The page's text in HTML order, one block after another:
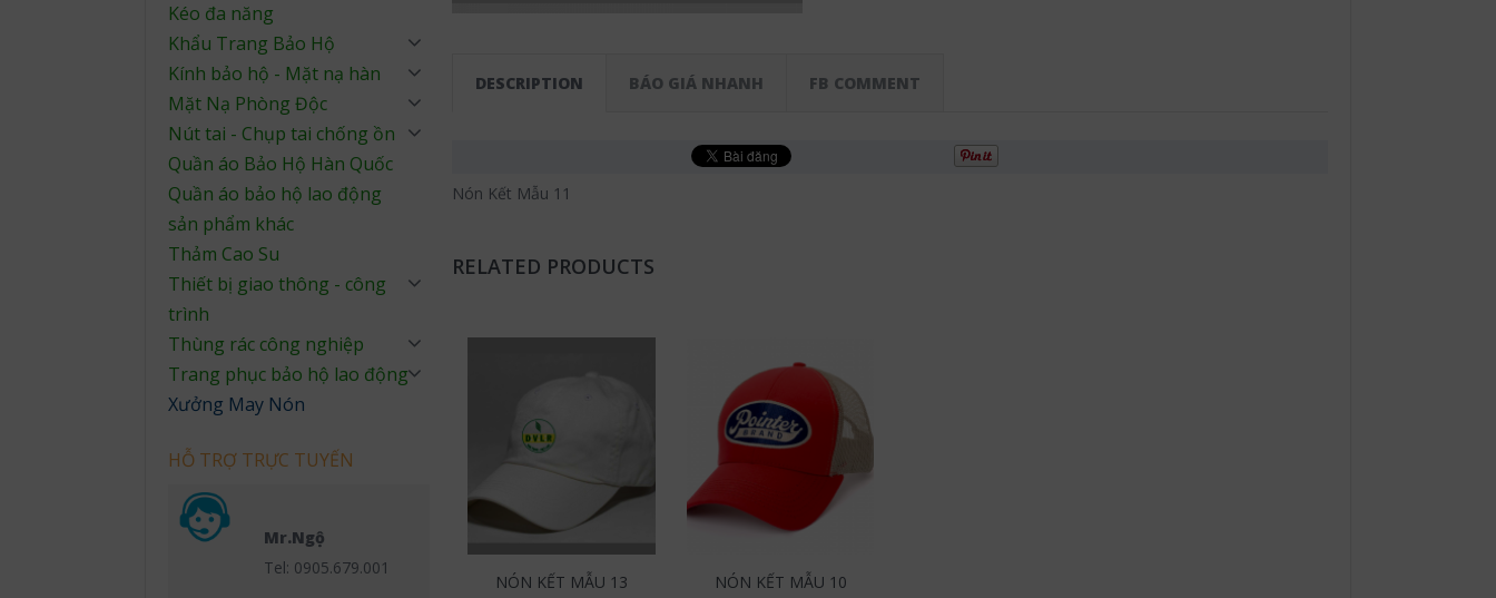
DESCRIPTION BÁO GIÁ NHANH FB COMMENT
Nón Kết Mẫu 11
RELATED PRODUCTS
NÓN KẾT MẪU 13 NÓN KẾT MẪU 10
Kéo đa năng
Khẩu Trang Bảo Hộ
Kính bảo hộ - Mặt nạ hàn
Mặt Nạ Phòng Độc
Nút tai - Chụp tai chống ồn
Quần áo Bảo Hộ Hàn Quốc
Quần áo bảo hộ lao động
sản phẩm khác
Thảm Cao Su
Thiết bị giao thông - công
trình
Thùng rác công nghiệp
Trang phục bảo hộ lao động
Xưởng May Nón
HỖ TRỢ TRỰC TUYẾN
Mr.Ngộ
Tel: 0905.679.001